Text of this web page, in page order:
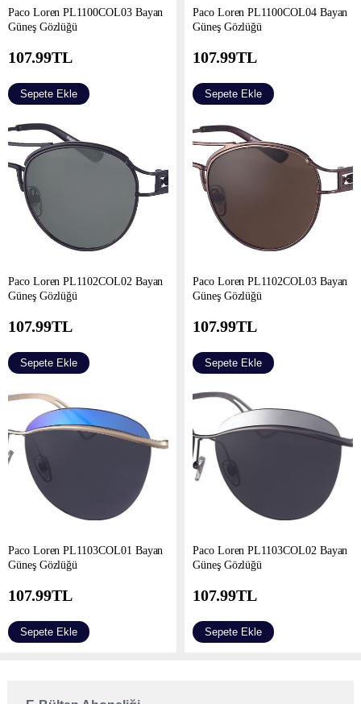
Paco Loren PL1100COL03 Bayan
Güneş Gözlüğü
107.99TL
Sepete Ekle
Paco Loren PL1100COL04 Bayan
Güneş Gözlüğü
107.99TL
Sepete Ekle
Paco Loren PL1102COL02 Bayan
Güneş Gözlüğü
107.99TL
Sepete Ekle
Paco Loren PL1102COL03 Bayan
Güneş Gözlüğü
107.99TL
Sepete Ekle
Paco Loren PL1103COL01 Bayan
Güneş Gözlüğü
107.99TL
Sepete Ekle
Paco Loren PL1103COL02 Bayan
Güneş Gözlüğü
107.99TL
Sepete Ekle